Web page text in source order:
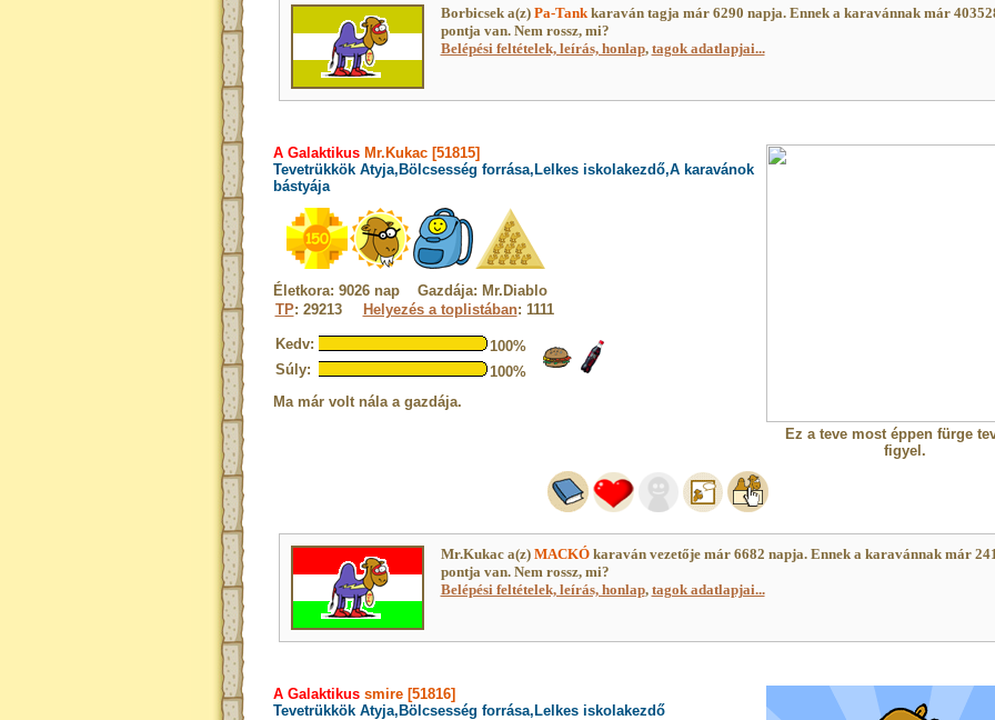
Borbicsek a(z) Pa-Tankkaraván tagja már 6290 napja. Ennek a karavánnak már
pontja van. Nem rossz, mi?
Belépési feltételek, leírás, honlap, tagok adatlapjai...
A GalaktikusMr.Kukac [51815]
Tevetrükkök Atyja,Bölcsesség forrása,Lelkes iskolakezdő,A karavánok
bástyája
Életkora: 9026 nap Gazdája: Mr.Diablo
TP: 29213 Helyezés a toplistában: 1111
Kedv:
100%
Súly:
100%
Ma már volt nála a gazdája.
Ez a teve most éppen fürge
figyel.
Mr.Kukac a(z) MACKÓkaraván vezetője már 6682 napja. Ennek a karavánnak már
pontja van. Nem rossz, mi?
Belépési feltételek, leírás, honlap, tagok adatlapjai...
A Galaktikussmire [51816]
Tevetrükkök Atyja,Bölcsesség forrása,Lelkes iskolakezdő